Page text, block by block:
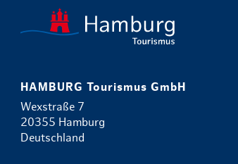
HAMBURG Tourismus GmbH
Wexstraße 7
20355 Hamburg
Deutschland